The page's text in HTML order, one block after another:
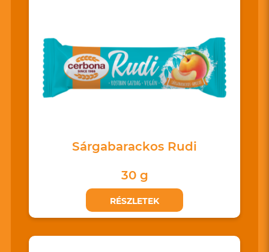
Sárgabarackos Rudi
30 g
RÉSZLETEK